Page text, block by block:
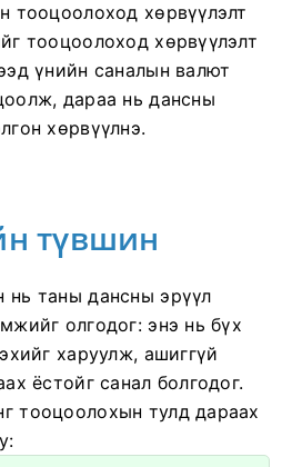
тооцоолоход хөрвүүлэлт
тооцоолоход хөрвүүлэлт
үнийн саналын валют
дараа нь дансны
хөрвүүлнэ.
түвшин
таны дансны эрүүл
олгодог: энэ нь бүх
харуулж, ашиггүй
ёстойг санал болгодог.
тооцоолохын тулд дараах